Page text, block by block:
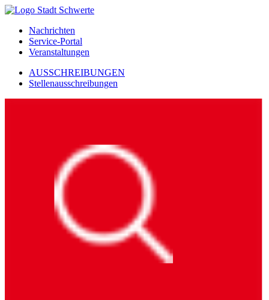
Nachrichten
Service-Portal
Veranstaltungen
AUSSCHREIBUNGEN
Stellenausschreibungen